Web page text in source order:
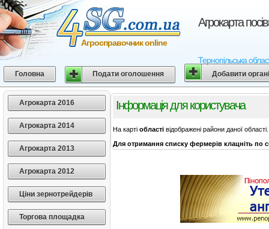
Агрокарта
Тернопільська
Агросправочник online
Головна Подати оголошення Добавити
Агрокарта 2016
Агрокарта 2014
Агрокарта 2013
Агрокарта 2012
Ціни зернотрейдерів
Торгова площадка
Інформація для користувача
На карті області відображені райони даної області.
Для отримання списку фермерів клацніть по